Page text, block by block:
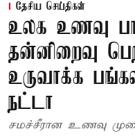
தேசிய செய்திகள்
உலக உணவு
தன்னிறைவு
உருவாக்க
நட்டா
சமச்சீரான உணவு